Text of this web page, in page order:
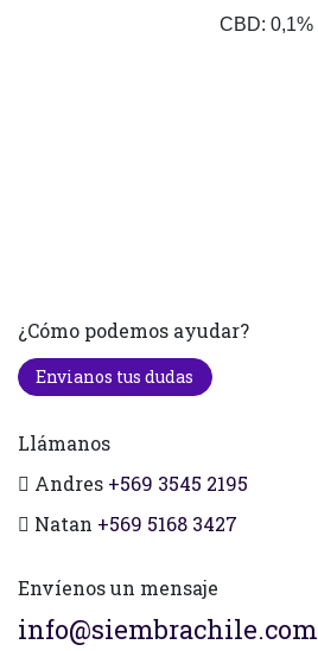
CBD: 0,1%
¿Cómo podemos ayudar?
Envianos tus dudas
Llámanos
Andres +569 3545 2195
Natan +569 5168 3427
Envíenos un mensaje
info@siembrachile.com